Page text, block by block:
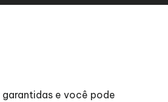
e você pode